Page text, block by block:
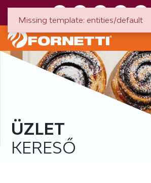
ÜZLET
KERESŐ
Missing template: entities/default